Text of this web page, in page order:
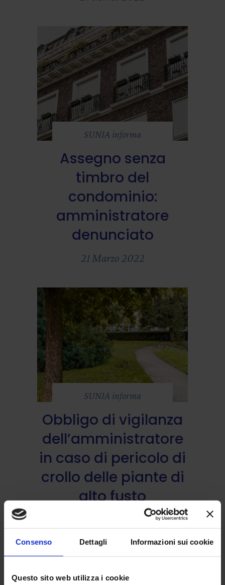
Consenso Dettagli Informazioni sui cookie
Questo sito web utilizza i cookie
SUNIA informa
Assegno senza
timbro del
condominio:
amministratore
denunciato
21 Marzo 2022
SUNIA informa
Obbligo di vigilanza
dell’amministratore
in caso di pericolo di
crollo delle piante di
alto fusto